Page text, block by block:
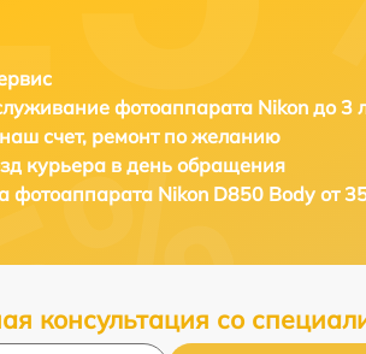
фотоаппарата Nikon до 3
счет, ремонт по желанию
курьера в день обращения
фотоаппарата Nikon D850 Body от
консультация со